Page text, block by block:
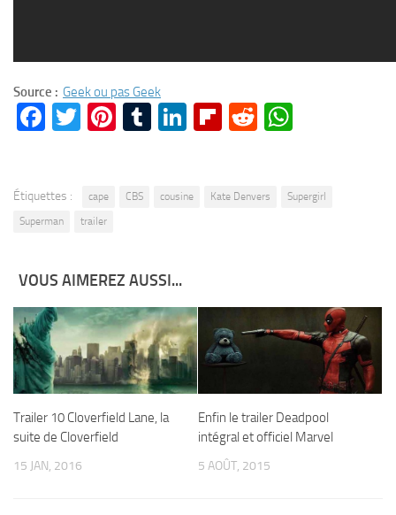
Source : Geek ou pas Geek
Facebook
Twitter
Pinterest
Tumblr
LinkedIn
Flipboard
Reddit
Étiquettes : cape CBS cousine Kate Denvers
Supergirl
Superman
trailer
VOUS AIMEREZ AUSSI...
Trailer 10 Cloverfield Lane, la
suite de Cloverfield
15 JAN, 2016
Enfin le trailer Deadpool
intégral et officiel Marvel
5 AOÛT, 2015